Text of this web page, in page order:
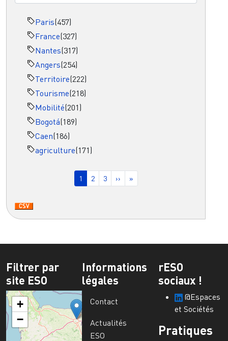
Paris(457)
France(327)
Nantes(317)
Angers(254)
Territoire(222)
Tourisme(218)
Mobilité(201)
Bogotá(189)
Caen(186)
agriculture(171)
Page courante
1 Page
2 Page
3 Page suivante
›› Dernière page
»
Filtrer par
site ESO
+
−
Informations
légales
Contact
Actualités
ESO
rESO
sociaux !
@Espaces
et Sociétés
Pratiques